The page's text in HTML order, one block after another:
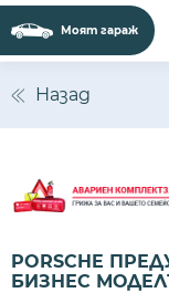
Моят гараж
Назад
PORSCHE
БИЗНЕС